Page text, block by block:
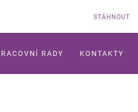
STÁHNOUT
RADY KONTAKTY